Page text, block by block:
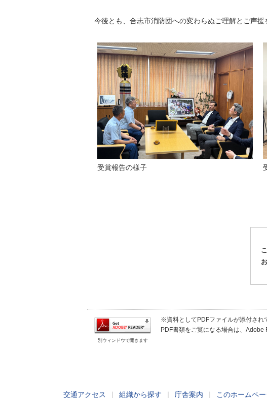
今後とも、合志市消防団への変わらぬご理解とご声援
受賞報告の様子
別ウィンドウで開きます
※資料としてPDFファイルが添付され
PDF書類をご覧になる場合は、Adobe
交通アクセス 組織から探す 庁舎案内 このホームペ